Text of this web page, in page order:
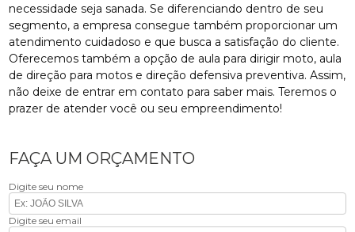
necessidade seja sanada. Se diferenciando dentro de seu
segmento, a empresa consegue também proporcionar um
atendimento cuidadoso e que busca a satisfação do cliente.
Oferecemos também a opção de aula para dirigir moto, aula
de direção para motos e direção defensiva preventiva. Assim,
não deixe de entrar em contato para saber mais. Teremos o
prazer de atender você ou seu empreendimento!
FAÇA UM ORÇAMENTO
Digite seu nome
Digite seu email